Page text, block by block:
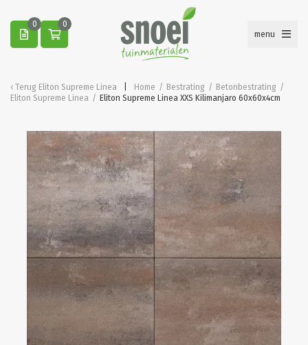
0
0
menu
Terug Eliton Supreme Linea Home / Bestrating / Betonbestrating /
Eliton Supreme Linea / Eliton Supreme Linea XXS Kilimanjaro 60x60x4cm